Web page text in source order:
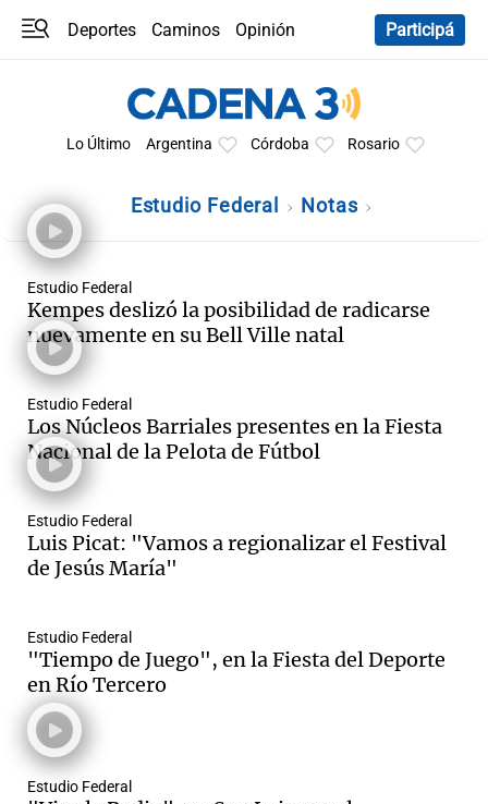
Deportes Caminos
Opinión
Participá
Lo Último Argentina Córdoba Rosario
Estudio Federal Notas
Estudio Federal
Kempes deslizó la posibilidad de radicarse
nuevamente en su Bell Ville natal
Estudio Federal
Los Núcleos Barriales presentes en la Fiesta
Nacional de la Pelota de Fútbol
Estudio Federal
Luis Picat: "Vamos a regionalizar el Festival
de Jesús María"
Estudio Federal
"Tiempo de Juego", en la Fiesta del Deporte
en Río Tercero
Estudio Federal